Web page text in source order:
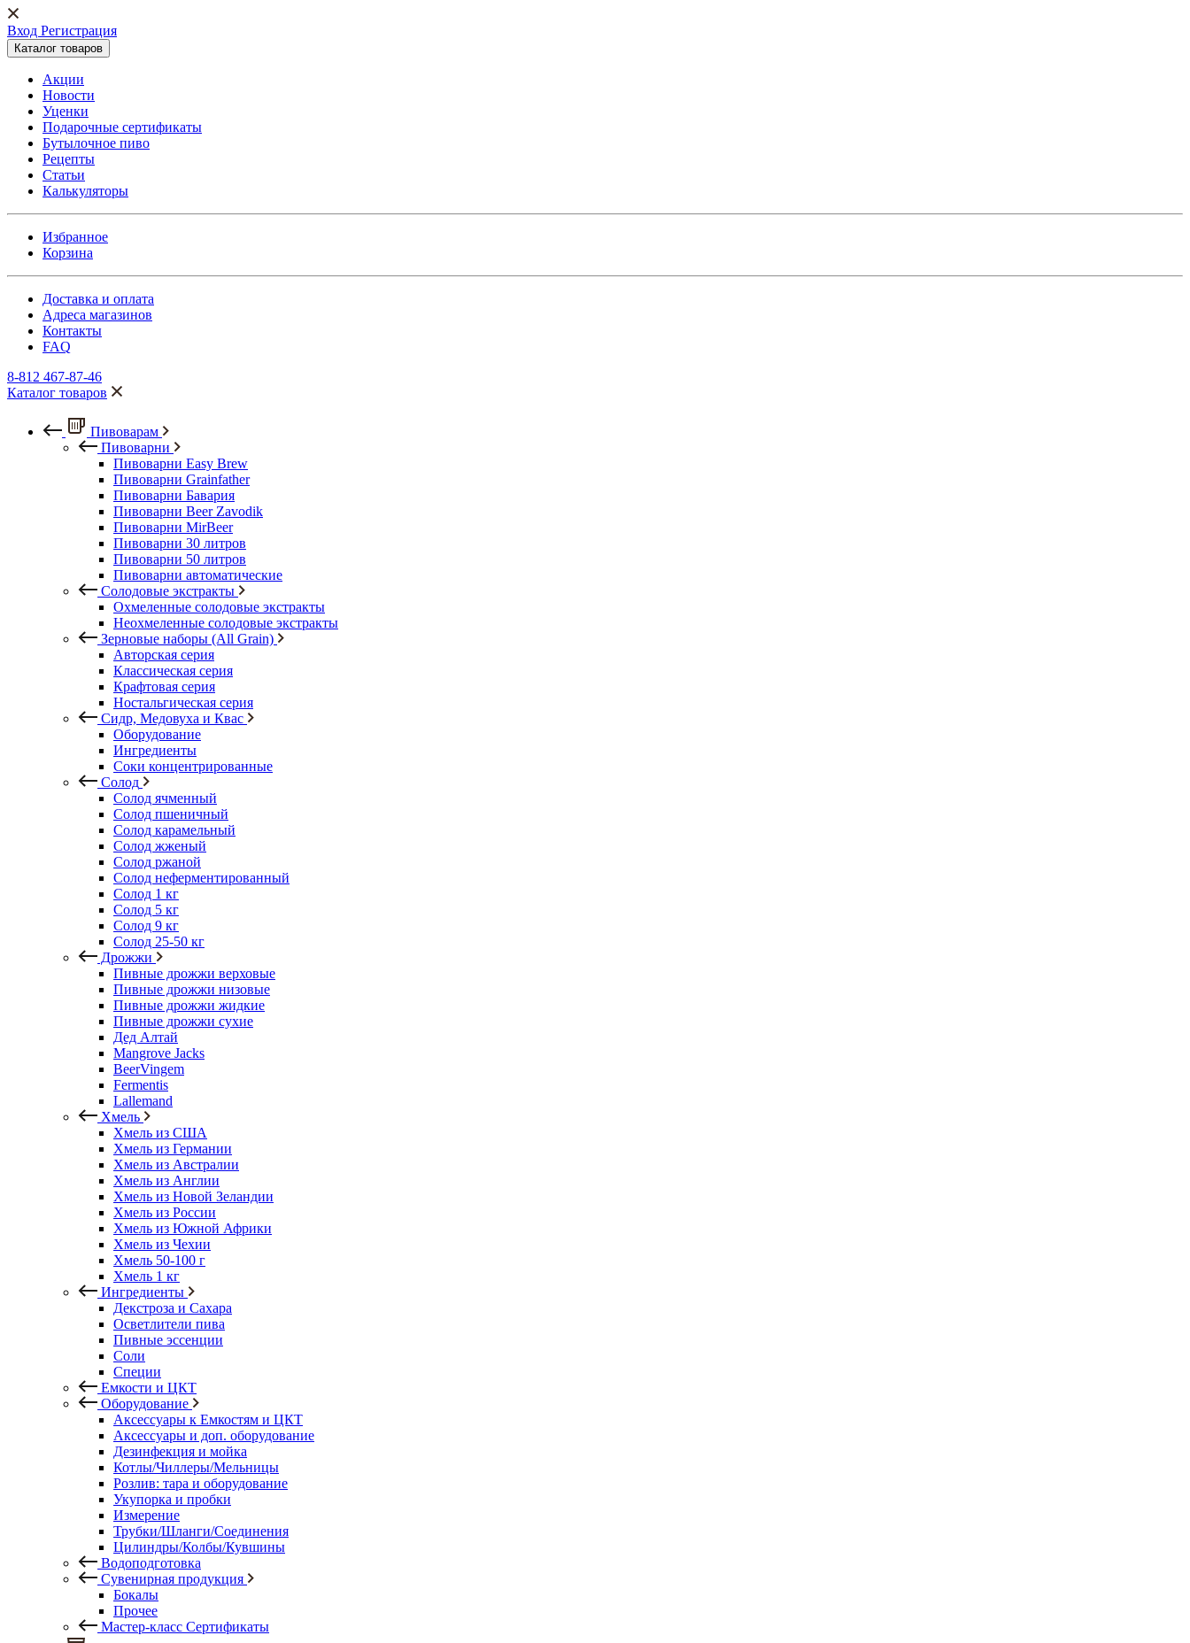
Вход Регистрация
Каталог товаров
Акции
Новости
Уценки
Подарочные сертификаты
Бутылочное пиво
Рецепты
Статьи
Калькуляторы
Избранное
Корзина
Доставка и оплата
Адреса магазинов
Контакты
FAQ
8-812 467-87-46
Каталог товаров
Пивоварам
Пивоварни
Пивоварни Easy Brew
Пивоварни Grainfather
Пивоварни Бавария
Пивоварни Beer Zavodik
Пивоварни MirBeer
Пивоварни 30 литров
Пивоварни 50 литров
Пивоварни автоматические
Солодовые экстракты
Охмеленные солодовые экстракты
Неохмеленные солодовые экстракты
Зерновые наборы (All Grain)
Авторская серия
Классическая серия
Крафтовая серия
Ностальгическая серия
Сидр, Медовуха и Квас
Оборудование
Ингредиенты
Соки концентрированные
Солод
Солод ячменный
Солод пшеничный
Солод карамельный
Солод жженый
Солод ржаной
Солод неферментированный
Солод 1 кг
Солод 5 кг
Солод 9 кг
Солод 25-50 кг
Дрожжи
Пивные дрожжи верховые
Пивные дрожжи низовые
Пивные дрожжи жидкие
Пивные дрожжи сухие
Дед Алтай
Mangrove Jacks
BeerVingem
Fermentis
Lallemand
Хмель
Хмель из США
Хмель из Германии
Хмель из Австралии
Хмель из Англии
Хмель из Новой Зеландии
Хмель из России
Хмель из Южной Африки
Хмель из Чехии
Хмель 50-100 г
Хмель 1 кг
Ингредиенты
Декстроза и Сахара
Осветлители пива
Пивные эссенции
Соли
Специи
Емкости и ЦКТ
Оборудование
Аксессуары к Емкостям и ЦКТ
Аксессуары и доп. оборудование
Дезинфекция и мойка
Котлы/Чиллеры/Мельницы
Розлив: тара и оборудование
Укупорка и пробки
Измерение
Трубки/Шланги/Соединения
Цилиндры/Колбы/Кувшины
Водоподготовка
Сувенирная продукция
Бокалы
Прочее
Мастер-класс Сертификаты